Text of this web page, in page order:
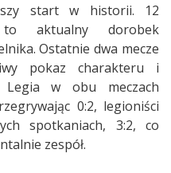
start w historii. 12
aktualny dorobek
Ostatnie dwa mecze
pokaz charakteru i
Legia w obu meczach
0:2, legioniści
spotkaniach, 3:2, co
zespół.